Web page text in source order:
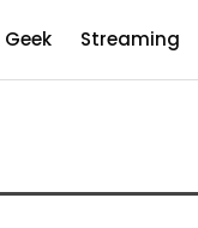
Geek Streaming